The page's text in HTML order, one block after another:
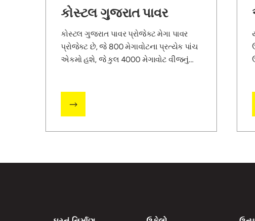
કોસ્ટલ ગુજરાત પાવર
કોસ્ટલ ગુજરાત પાવર પ્રોજેક્ટ મેગા પાવર
પ્રોજેક્ટ છે, જે 800 મેગાવોટના પ્રત્યેક પાંચ
એકમો હશે, જે કુલ 4000 મેગાવોટ વીજનું